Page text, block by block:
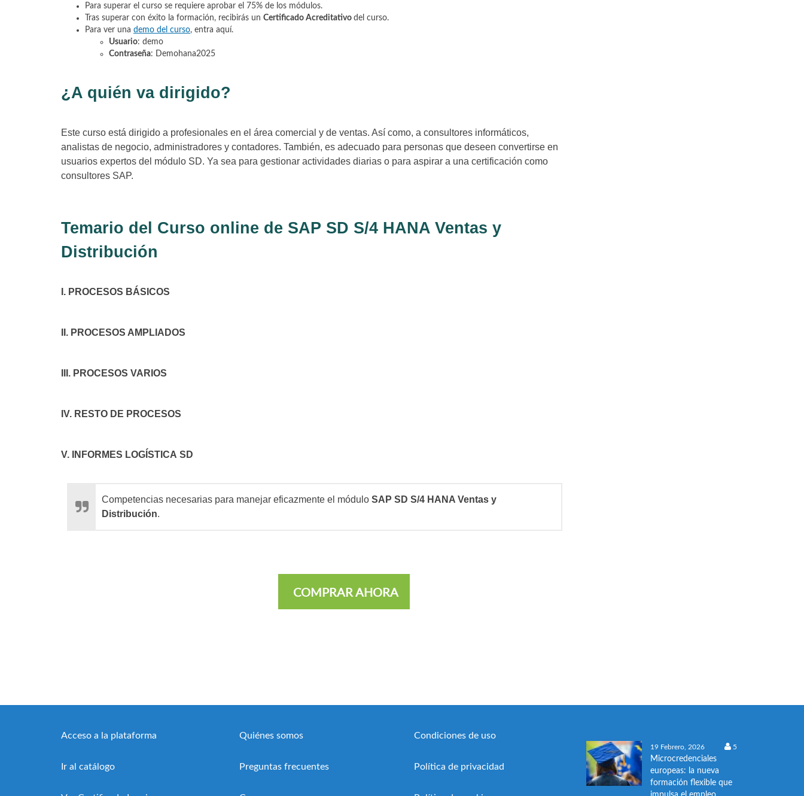
Para superar el curso se requiere aprobar el 75% de los módulos.
Tras superar con éxito la formación, recibirás un Certificado Acreditativo del curso.
Para ver una demo del curso, entra aquí.
Usuario: demo
Contraseña: Demohana2025
¿A quién va dirigido?
Este curso está dirigido a profesionales en el área comercial y de ventas. Así como, a consultores informáticos,
analistas de negocio, administradores y contadores. También, es adecuado para personas que deseen convertirse en
usuarios expertos del módulo SD. Ya sea para gestionar actividades diarias o para aspirar a una certificación como
consultores SAP.
Temario del Curso online de SAP SD S/4 HANA Ventas y
Distribución
I. PROCESOS BÁSICOS
II. PROCESOS AMPLIADOS
III. PROCESOS VARIOS
IV. RESTO DE PROCESOS
V. INFORMES LOGÍSTICA SD
Competencias necesarias para manejar eficazmente el módulo SAP SD S/4 HANA Ventas y
Distribución.
COMPRAR AHORA
Acceso a la plataforma
Ir al catálogo
Quiénes somos
Preguntas frecuentes
Condiciones de uso
Política de privacidad
19 Febrero, 2026 5
Microcredenciales
europeas: la nueva
formación flexible que